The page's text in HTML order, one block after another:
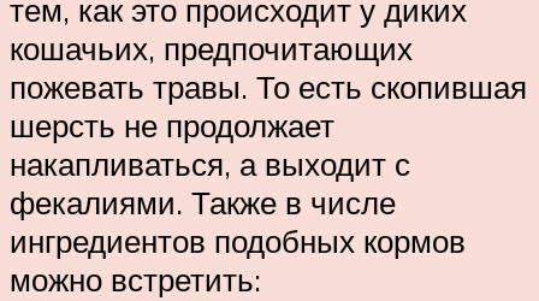
тем, как это происходит у диких
кошачьих, предпочитающих
пожевать травы. То есть скопившая
шерсть не продолжает
накапливаться, а выходит с
фекалиями. Также в числе
ингредиентов подобных кормов
можно встретить: